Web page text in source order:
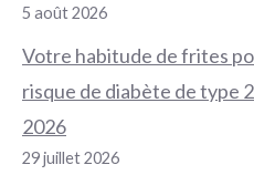
5 août 2026
Votre habitude de frites
risque de diabète de type
2026
29 juillet 2026